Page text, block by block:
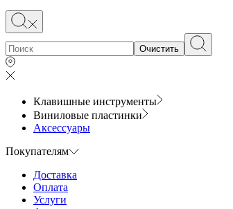
Очистить
Клавишные инструменты
Виниловые пластинки
Аксессуары
Покупателям
Доставка
Оплата
Услуги